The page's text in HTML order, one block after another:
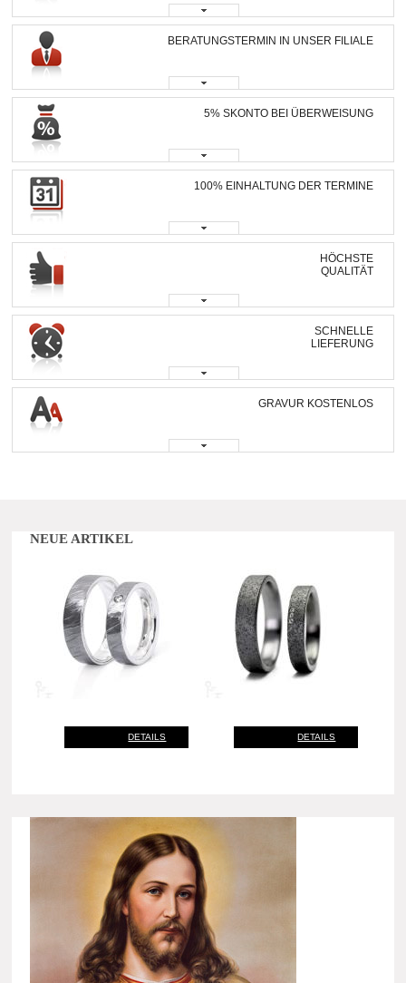
BERATUNGSTERMIN IN UNSER FILIALE
5% SKONTO BEI ÜBERWEISUNG
100% EINHALTUNG DER TERMINE
HÖCHSTE
QUALITÄT
SCHNELLE
LIEFERUNG
GRAVUR KOSTENLOS
NEUE ARTIKEL
DETAILS DETAILS